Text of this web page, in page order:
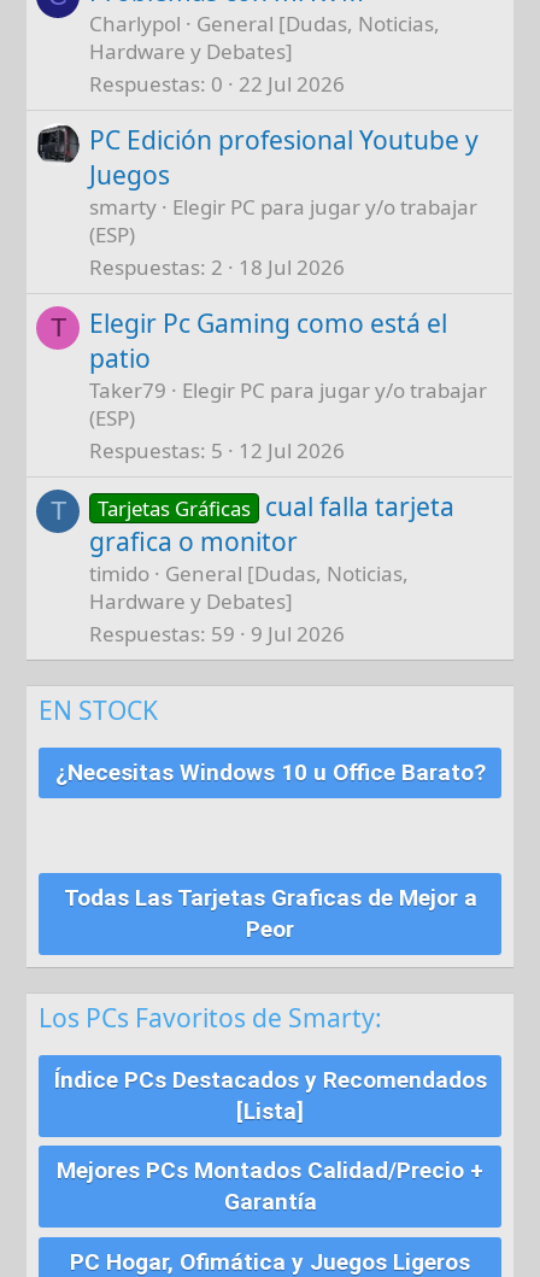
Charlypol
General [Dudas, Noticias,
Hardware y Debates]
Respuestas 0 22 Jul 2026
PC Edición profesional Youtube y
Juegos
smarty
Elegir PC para jugar y/o trabajar
(ESP)
Respuestas 2 18 Jul 2026
T
Elegir Pc Gaming como está el
patio
Taker79
Elegir PC para jugar y/o trabajar
(ESP)
Respuestas 5 12 Jul 2026
T Tarjetas Gráficas cual falla tarjeta
grafica o monitor
timido
General [Dudas, Noticias,
Hardware y Debates]
Respuestas 59 9 Jul 2026
EN STOCK
¿Necesitas Windows 10 u Office Barato?
Todas Las Tarjetas Graficas de Mejor a
Peor
Los PCs Favoritos de Smarty:
Índice PCs Destacados y Recomendados
[Lista]
Mejores PCs Montados Calidad/Precio +
Garantía
PC Hogar, Ofimática y Juegos Ligeros